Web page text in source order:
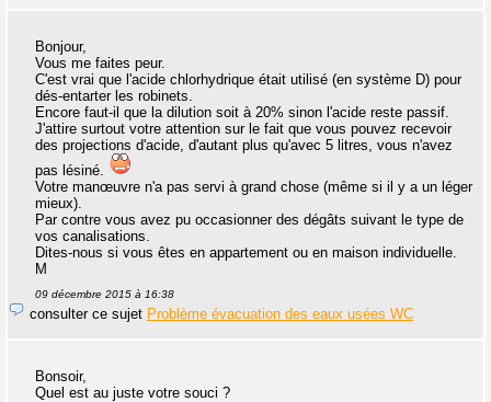
Bonjour,
Vous me faites peur.
C'est vrai que l'acide chlorhydrique était utilisé (en système D) pour
dés-entarter les robinets.
Encore faut-il que la dilution soit à 20% sinon l'acide reste passif.
J'attire surtout votre attention sur le fait que vous pouvez recevoir
des projections d'acide, d'autant plus qu'avec 5 litres, vous n'avez
pas lésiné.
Votre manœuvre n'a pas servi à grand chose (même si il y a un léger
mieux).
Par contre vous avez pu occasionner des dégâts suivant le type de
vos canalisations.
Dites-nous si vous êtes en appartement ou en maison individuelle.
M
09 décembre 2015 à 16:38
consulter ce sujet Problème évacuation des eaux usées WC
Bonsoir,
Quel est au juste votre souci ?